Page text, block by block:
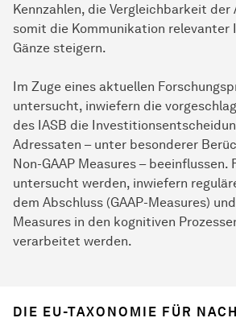
Kennzahlen, die Vergleichbarkeit der
somit die Kommunikation relevanter
Gänze steigern.
Im Zuge eines aktuellen
untersucht, inwiefern die
des IASB die
Adressaten – unter besonderer
Non-GAAP Measures – beeinflussen.
untersucht werden, inwiefern
dem Abschluss (GAAP-Measures)
Measures in den kognitiven
verarbeitet werden.
DIE EU-TAXONOMIE FÜR